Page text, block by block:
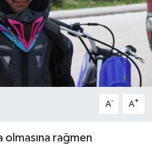
A- A+
olmasına rağmen